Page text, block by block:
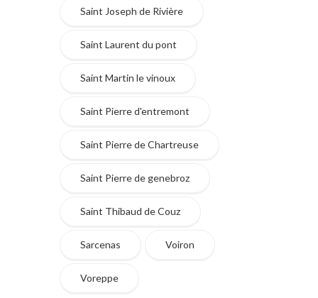
Saint Joseph de Rivière
Saint Laurent du pont
Saint Martin le vinoux
Saint Pierre d'entremont
Saint Pierre de Chartreuse
Saint Pierre de genebroz
Saint Thibaud de Couz
Sarcenas Voiron
Voreppe